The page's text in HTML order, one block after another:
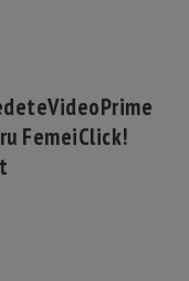
VideoPrime
FemeiClick!